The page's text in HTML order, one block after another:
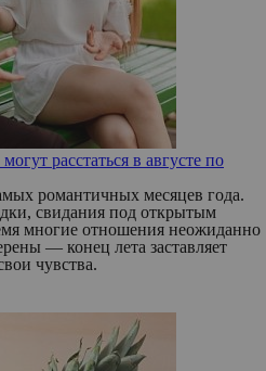
расстаться в августе по
романтичных месяцев года.
свидания под открытым
многие отношения неожиданно
— конец лета заставляет
чувства.